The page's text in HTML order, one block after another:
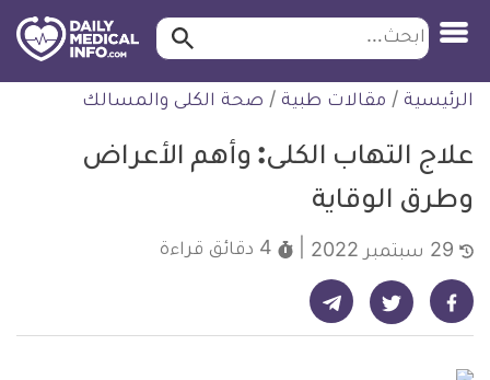
التخطي
للمحتوى
طبية
ابحث ابحث…
الرئيسية / مقالات طبية / صحة الكلى والمسالك
علاج التهاب الكلى: وأهم الأعراض
وطرق الوقاية
4 دقائق قراءة
شارك على فيسبوك - ديلي ميديكال انفو شارك على تويتر - ديلي ميديكال انفو شارك على تيليجرام - ديلي ميديكال انفو